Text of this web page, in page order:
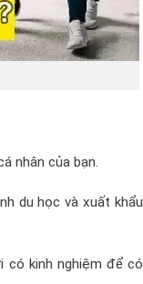
nhân của bạn.
du học và xuất khẩu
có kinh nghiệm để có